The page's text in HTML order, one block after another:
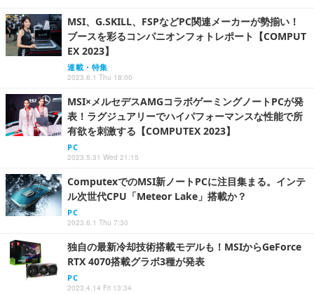
MSI、G.SKILL、FSPなどPC関連メーカーが勢揃い！
ブースを彩るコンパニオンフォトレポート【COMPUT
EX 2023】
連載・特集
2023.6.1 Thu 18:00
MSI×メルセデスAMGコラボゲーミングノートPCが発
表！ラグジュアリーでハイパフォーマンスな性能で所
有欲を刺激する【COMPUTEX 2023】
PC
2023.5.31 Wed 21:15
ComputexでのMSI新ノートPCに注目集まる。インテ
ル次世代CPU「Meteor Lake」搭載か？
PC
2023.6.1 Thu 7:30
独自の最新冷却技術搭載モデルも！MSIからGeForce
RTX 4070搭載グラボ3種が発表
PC
2023.4.14 Fri 13:34